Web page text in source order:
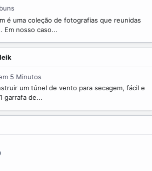
é uma coleção de fotografias que reunidas
Em nosso caso...
5 Minutos
um túnel de vento para secagem, fácil e
garrafa de...
Link